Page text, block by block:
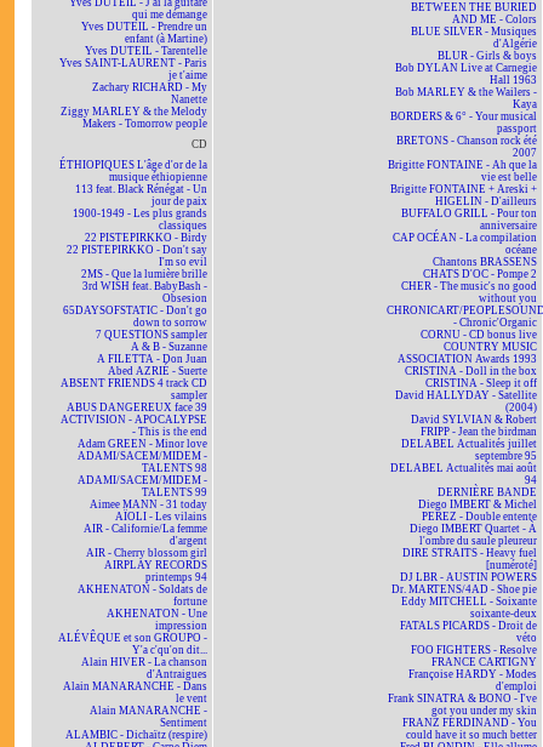
Yves DUTEIL - J'ai la guitare
qui me démange
Yves DUTEIL - Prendre un
enfant (à Martine)
Yves DUTEIL - Tarentelle
Yves SAINT-LAURENT - Paris
je t'aime
Zachary RICHARD - My
Nanette
Ziggy MARLEY & the Melody
Makers - Tomorrow people
CD
ÉTHIOPIQUES L'âge d'or de la
musique éthiopienne
113 feat. Black Rénégat - Un
jour de paix
1900-1949 - Les plus grands
classiques
22 PISTEPIRKKO - Birdy
22 PISTEPIRKKO - Don't say
I'm so evil
2MS - Que la lumière brille
3rd WISH feat. BabyBash -
Obsesion
65DAYSOFSTATIC - Don't go
down to sorrow
7 QUESTIONS sampler
A & B - Suzanne
A FILETTA - Don Juan
Abed AZRIÉ - Suerte
ABSENT FRIENDS 4 track CD
sampler
ABUS DANGEREUX face 39
ACTIVISION - APOCALYPSE
- This is the end
Adam GREEN - Minor love
ADAMI/SACEM/MIDEM -
TALENTS 98
ADAMI/SACEM/MIDEM -
TALENTS 99
Aimee MANN - 31 today
AÏOLI - Les vilains
AIR - Californie/La femme
d'argent
AIR - Cherry blossom girl
AIRPLAY RECORDS
printemps 94
AKHENATON - Soldats de
fortune
AKHENATON - Une
impression
ALÉVÊQUE et son GROUPO -
Y'a c'qu'on dit...
Alain HIVER - La chanson
d'Antraigues
Alain MANARANCHE - Dans
le vent
Alain MANARANCHE -
Sentiment
ALAMBIC - Dichaïtz (respire)
BETWEEN THE BURIED
AND ME - Colors
BLUE SILVER - Musiques
d'Algérie
BLUR - Girls & boys
Bob DYLAN Live at Carnegie
Hall 1963
Bob MARLEY & the Wailers -
Kaya
BORDERS & 6° - Your musical
passport
BRETONS - Chanson rock été
2007
Brigitte FONTAINE - Ah que la
vie est belle
Brigitte FONTAINE + Areski +
HIGELIN - D'ailleurs
BUFFALO GRILL - Pour ton
anniversaire
CAP OCÉAN - La compilation
océane
Chantons BRASSENS
CHATS D'OC - Pompe 2
CHER - The music's no good
without you
CHRONICART/
- Chronic'Organic
CORNU - CD bonus live
COUNTRY MUSIC
ASSOCIATION Awards 1993
CRISTINA - Doll in the box
CRISTINA - Sleep it off
David HALLYDAY - Satellite
(2004)
David SYLVIAN & Robert
FRIPP - Jean the birdman
DELABEL Actualités juillet
septembre 95
DELABEL Actualités mai août
94
DERNIÈRE BANDE
Diego IMBERT & Michel
PEREZ - Double entente
Diego IMBERT Quartet - À
l'ombre du saule pleureur
DIRE STRAITS - Heavy fuel
[numéroté]
DJ LBR - AUSTIN POWERS
Dr. MARTENS/4AD - Shoe pie
Eddy MITCHELL - Soixante
soixante-deux
FATALS PICARDS - Droit de
véto
FOO FIGHTERS - Resolve
FRANCE CARTIGNY
Françoise HARDY - Modes
d'emploi
Frank SINATRA & BONO - I've
got you under my skin
FRANZ FERDINAND - You
could have it so much better